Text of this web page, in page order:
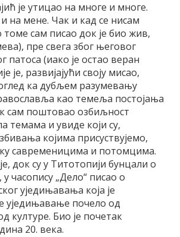
је утицао на многе и многе.
на мене. Чак и кад се нисам
томе сам писао док је био жив,
пре свега због његовог
патоса (иако је остао веран
је, развијајући своју мисао,
ка дубљем разумевању
као темеља постојања
сам поштовао озбиљност
темама и увиде који су,
којима присуствујемо,
савременицима и потомцима.
док су у Титотопији бунцали о
часопису „Дело“ писао о
уједињавања која је
уједињавање почело од
културе. Био је почетак
20. века.